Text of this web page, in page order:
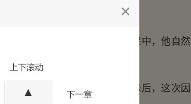
是最好的材料。”
的领导下编写木料工式的过程中，他自然
晓其中奥妙的原因。
这两位。平时一个个都争先恐后，这次因